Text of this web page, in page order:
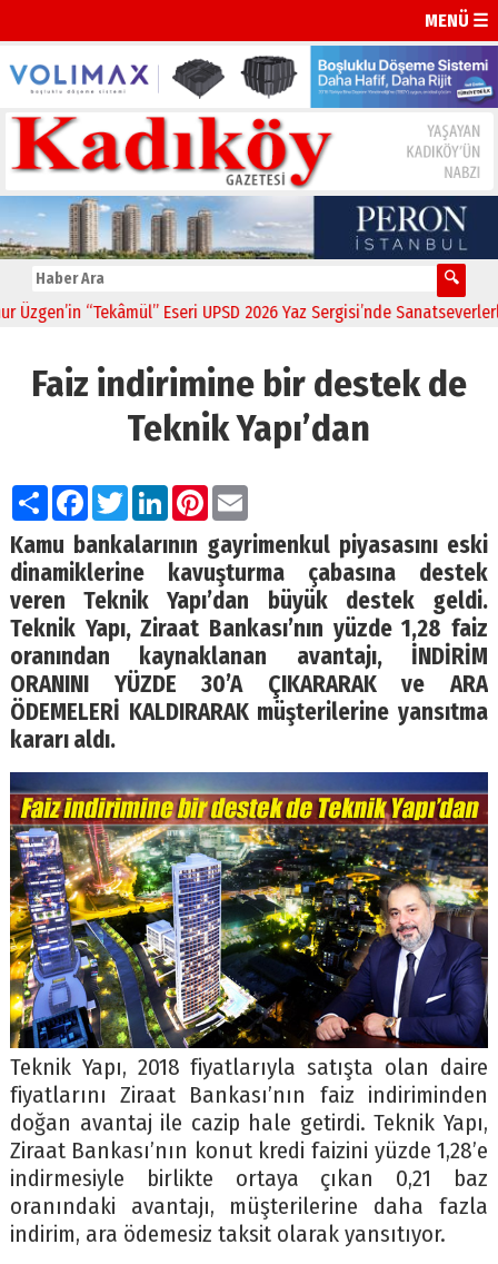
MENÜ ☰
“Tekâmül” Eseri UPSD 2026 Yaz Sergisi’nde Sanatseverlerle
Faiz indirimine bir destek de
Teknik Yapı’dan
PaylaşFacebook
TwitterLinkedIn
Pinterest
Email
Kamu bankalarının gayrimenkul piyasasını eski
dinamiklerine kavuşturma çabasına destek
veren Teknik Yapı’dan büyük destek geldi.
Teknik Yapı, Ziraat Bankası’nın yüzde 1,28 faiz
oranından kaynaklanan avantajı, İNDİRİM
ORANINI YÜZDE 30’A ÇIKARARAK ve ARA
ÖDEMELERİ KALDIRARAK müşterilerine yansıtma
kararı aldı.
Teknik Yapı, 2018 fiyatlarıyla satışta olan daire
fiyatlarını Ziraat Bankası’nın faiz indiriminden
doğan avantaj ile cazip hale getirdi. Teknik Yapı,
Ziraat Bankası’nın konut kredi faizini yüzde 1,28’e
indirmesiyle birlikte ortaya çıkan 0,21 baz
oranındaki avantajı, müşterilerine daha fazla
indirim, ara ödemesiz taksit olarak yansıtıyor.